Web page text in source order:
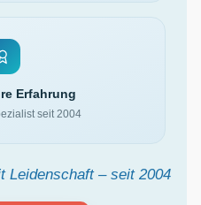
Erfahrung
seit 2004
Leidenschaft – seit 2004